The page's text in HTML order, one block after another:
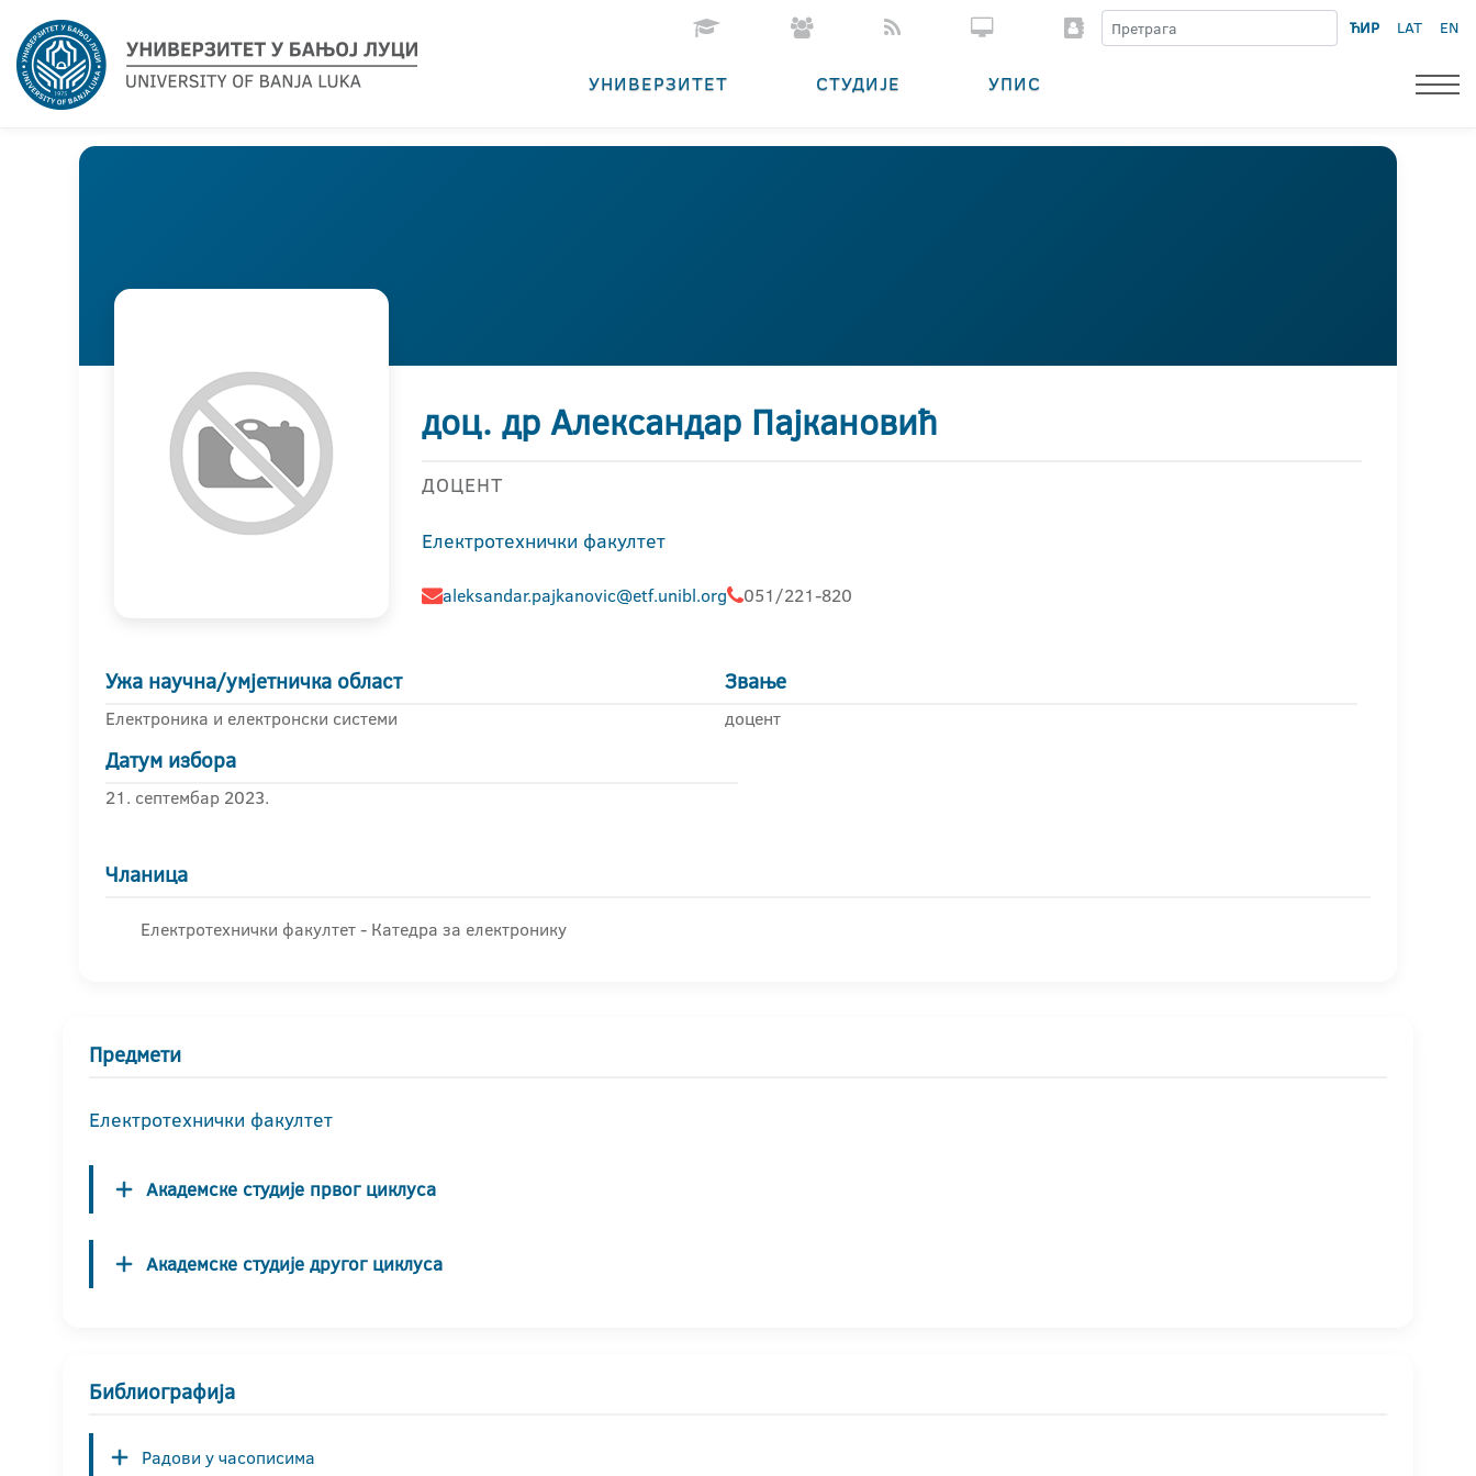
ЋИР LAT EN
УНИВЕРЗИТЕТ СТУДИЈЕ УПИС
доц. др Александар Пајкановић
ДОЦЕНТ
Електротехнички факултет
aleksandar.pajkanovic@etf.unibl.org 051/221-820
Ужа научна/умјетничка област
Електроника и електронски системи
Звање
доцент
Датум избора
21. септембар 2023.
Чланица
Електротехнички факултет - Катедра за електронику
Предмети
Електротехнички факултет
Академске студије првог циклуса
Академске студије другог циклуса
Библиографија
Радови у часописима